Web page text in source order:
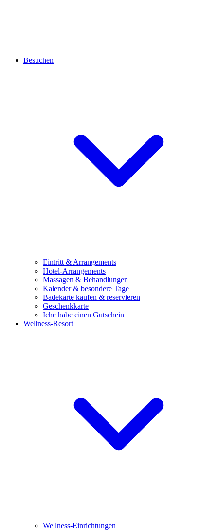
Besuchen
Eintritt & Arrangements
Hotel-Arrangements
Massagen & Behandlungen
Kalender & besondere Tage
Badekarte kaufen & reservieren
Geschenkkarte
Iche habe einen Gutschein
Wellness-Resort
Wellness-Einrichtungen